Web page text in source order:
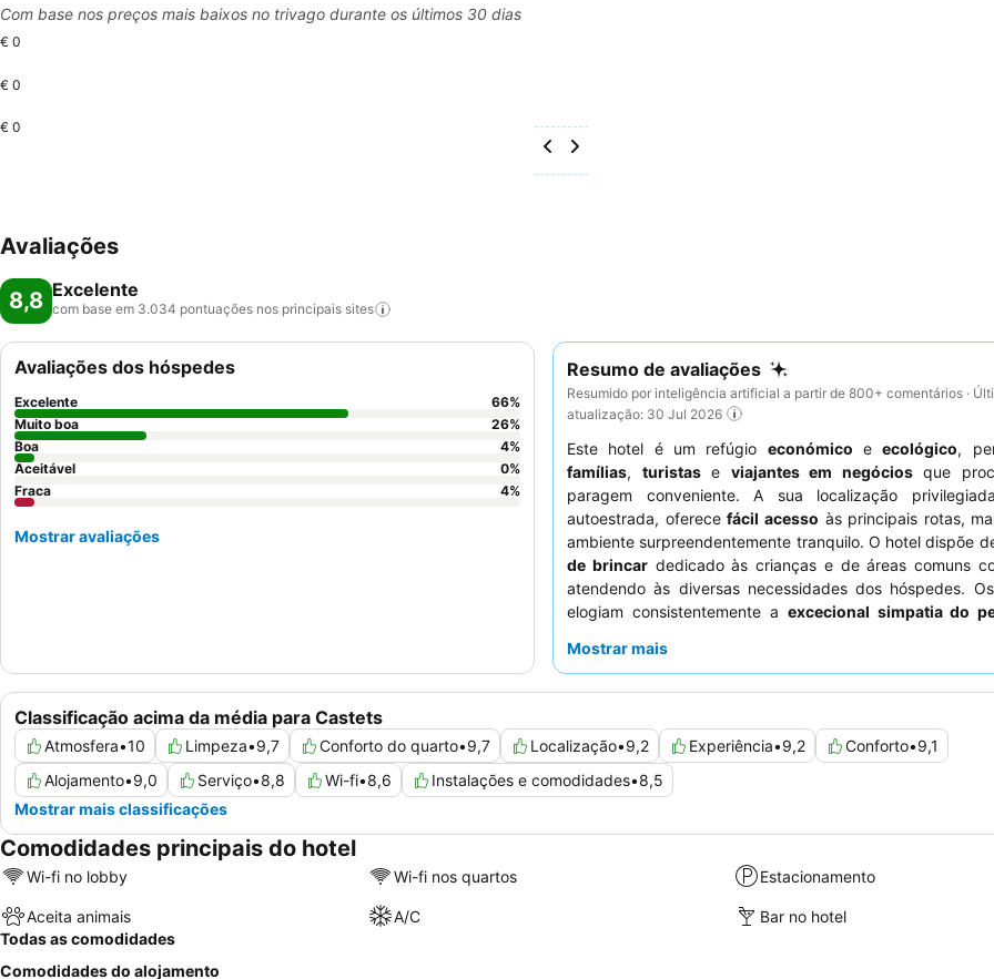
Com base nos preços mais baixos no trivago durante os últimos 30 dias
€ 0
€ 0
€ 0
Avaliações
8,8 Excelente
com base em 3.034 pontuações nos principais sites
Resumo de avaliações
Resumido por inteligência artificial a partir de 800+ comentários ·
atualização: 30 Jul 2026
Este hotel é um refúgio económico eecológico,
famílias, turistase viajantes em negóciosque
paragem conveniente. A sua localização
autoestrada, oferecefácil acesso às principais rotas,
ambiente surpreendentemente tranquilo. O hotel dispõe
de brincardedicado às crianças e de áreas comuns
atendendo às diversas necessidades dos hóspedes.
elogiam consistentemente a excecional simpatia do
Para uma estadia tranquila, considere pedir um quarto
Mostrar mais
Classificação acima da média para Castets
Atmosfera•10 Limpeza•9,7 Conforto do quarto•9,7 Localização•9,2 Experiência•9,2 Conforto•9,1
Alojamento•9,0 Serviço•8,8 Wi-fi•8,6 Instalações e comodidades•8,5
Mostrar mais classificações
Avaliações dos hóspedes
Excelente 66%
Muito boa
26%
Boa
4%
Aceitável
0%
Fraca
4%
Mostrar avaliações
Comodidades principais do hotel
Wi-fi no lobby Wi-fi nos quartos Estacionamento
Aceita animais A/C
Bar no hotel
Todas as comodidades
Comodidades do alojamento